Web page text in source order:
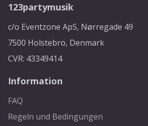
123partymusik
c/o Eventzone ApS, Nørregade 49
7500 Holstebro, Denmark
CVR: 43349414
Information
FAQ
Regeln und Bedingungen